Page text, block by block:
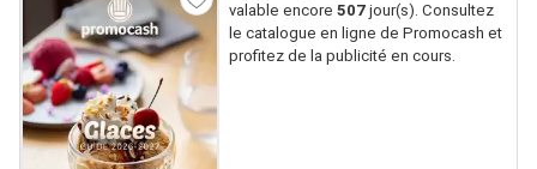
valable encore 507jour(s). Consultez
le catalogue en ligne de Promocash et
profitez de la publicité en cours.